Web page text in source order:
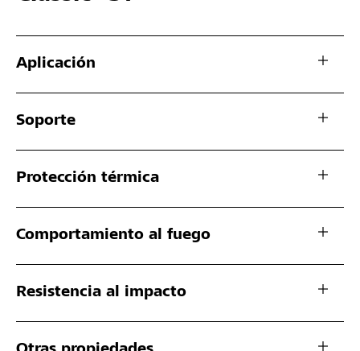
Aplicación
Soporte
Protección térmica
Comportamiento al fuego
Resistencia al impacto